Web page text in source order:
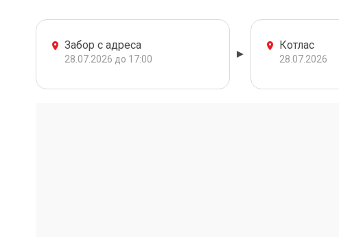
Забор с адреса
28.07.2026 до 17:00
Котлас
28.07.2026